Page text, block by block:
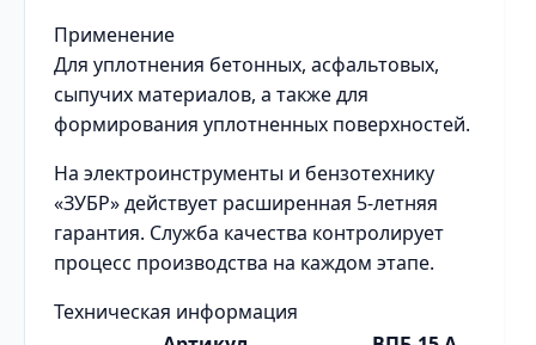
Применение
Для уплотнения бетонных, асфальтовых,
сыпучих материалов, а также для
формирования уплотненных поверхностей.
На электроинструменты и бензотехнику
«ЗУБР» действует расширенная 5-летняя
гарантия. Служба качества контролирует
процесс производства на каждом этапе.
Техническая информация